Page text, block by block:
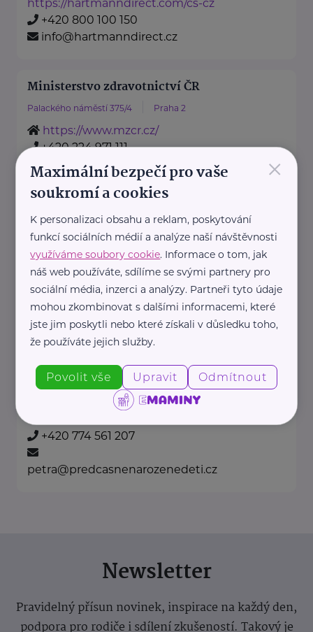
https://hartmanndirect.com/cs-cz
+420 800 100 150
info@hartmanndirect.cz
Ministerstvo zdravotnictví ČR
Palackého náměstí 375/4 Praha 2
https://www.mzcr.cz/
+420 224 971 111
mzcr@mzcr.cz
Nadační fond pro předčasně
narozené děti
Podolské nábřeží 157/36 Praha 4
Nadační fond pro předčasně
narozené děti je nezisková
organizace
, která pomáhá rodinám
předčasně narozených dětí.
Fond ...
https://predcasnenarozenedeti.cz/
+420 774 561 207
petra@predcasnenarozenedeti.cz
Newsletter
Pravidelný přísun novinek, inspirace na každý den,
podpora pro rodiče i sdílení zkušeností. Takový je
×
Maximální bezpečí pro vaše
soukromí a cookies
K personalizaci obsahu a reklam, poskytování
funkcí sociálních médií a analýze naší návštěvnosti
využíváme soubory cookie. Informace o tom, jak
náš web používáte, sdílíme se svými partnery pro
sociální média, inzerci a analýzy. Partneři tyto údaje
mohou zkombinovat s dalšími informacemi, které
jste jim poskytli nebo které získali v důsledku toho,
že používáte jejich služby.
Povolit vše Upravit Odmítnout